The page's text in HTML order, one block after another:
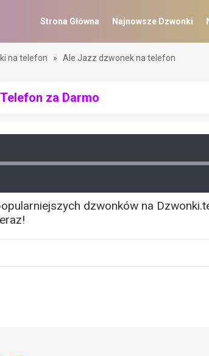
Strona Główna Najnowsze Dzwonki
na telefon » Ale Jazz dzwonek na telefon
za Darmo
dzwonków na